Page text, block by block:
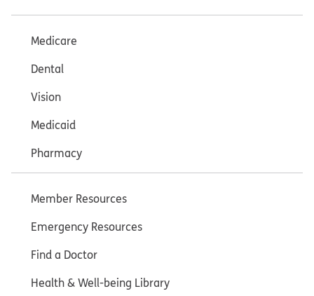
Medicare
Dental
Vision
Medicaid
Pharmacy
Member Resources
Emergency Resources
Find a Doctor
Health & Well-being Library